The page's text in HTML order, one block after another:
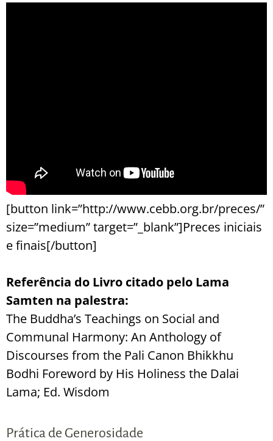
[button link=”http://www.cebb.org.br/preces/”
size=”medium” target=”_blank”]Preces iniciais
e finais[/button]
Referência do Livro citado pelo Lama
Samten na palestra:
The Buddha’s Teachings on Social and
Communal Harmony: An Anthology of
Discourses from the Pali Canon Bhikkhu
Bodhi Foreword by His Holiness the Dalai
Lama; Ed. Wisdom
Prática de Generosidade